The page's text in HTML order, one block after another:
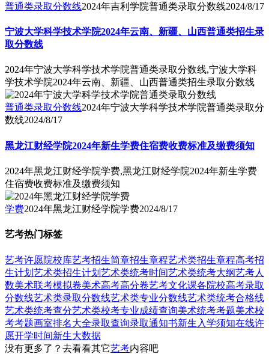
普通类录取分数线2024年吉利学院普通类录取分数线2024/8/17
宁波大学科学技术学院2024年云南、新疆、山西普通类招生录
取分数线
2024年宁波大学科学技术学院普通类录取分数线,宁波大学科
学技术学院2024年云南、新疆、山西普通类招生录取分数线
普通类录取分数线2024年宁波大学科学技术学院普通类录取分
数线2024/8/17
黑龙江财经学院2024年新生学费住宿费收费标准及缴费须知
2024年黑龙江财经学院学费,黑龙江财经学院2024年新生学费
住宿费收费标准及缴费须知
学费2024年黑龙江财经学院学费2024/8/17
艺考热门标签
艺考许愿院校库艺考招生简章招生章程艺术类招生章程高考招
生计划 艺术类招生计划 艺术类统考时间艺术类统考大纲艺考人
数美术联考模拟卷美术高考高分卷艺考文化课各院校高考录取
分数线艺术类录取分数线艺术类专业分数线艺术类统考合格线
艺术类统考查分艺术类校考专业成绩查询美术统考考题美术校
考考题画室排名大全录取查询录取通知书新生入学须知在线许
愿开学时间新生大数据
没有更多了？去看看其它艺考内容吧